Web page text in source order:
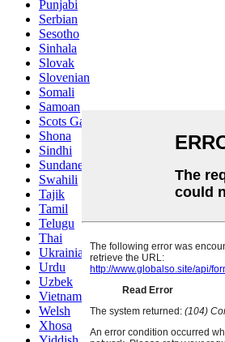
Punjabi
Serbian
Sesotho
Sinhala
Slovak
Slovenian
Somali
Samoan
Scots Gaelic
Shona
Sindhi
Sundanese
Swahili
Tajik
Tamil
Telugu
Thai
Ukrainian
Urdu
Uzbek
Vietnamese
Welsh
Xhosa